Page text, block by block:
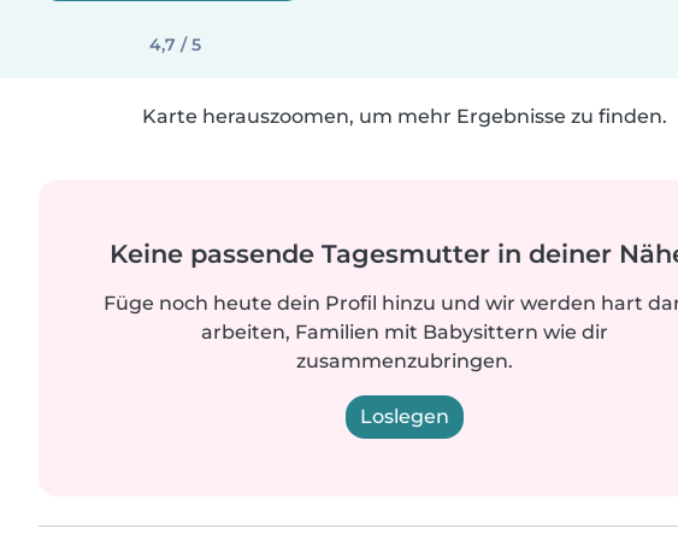
4,7 / 5
Karte herauszoomen, um mehr Ergebnisse zu finden.
Keine passende Tagesmutter in deiner
Füge noch heute dein Profil hinzu und wir werden hart
arbeiten, Familien mit Babysittern wie dir
zusammenzubringen.
Loslegen